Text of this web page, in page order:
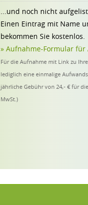
...und noch nicht
Einen Eintrag mit Name
bekommen Sie kostenlos.
» Aufnahme-Formular für
Für die Aufnahme mit Link zu
lediglich eine einmalige
jährliche Gebühr von 24,- € für
MwSt.)